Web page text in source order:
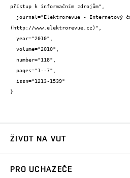
přístup k informačním zdrojům",
(http://www.elektrorevue.cz)",
}
ŽIVOT NA VUT
PRO UCHAZEČE